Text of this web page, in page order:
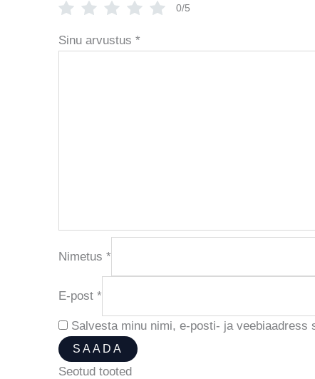
0/5
Sinu arvustus *
Nimetus *
E-post *
Salvesta minu nimi, e-posti- ja
Seotud tooted